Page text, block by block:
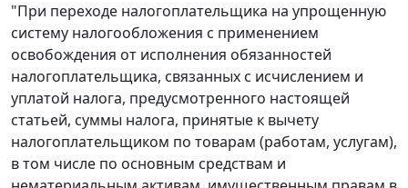
"При переходе налогоплательщика на упрощенную
систему налогообложения с применением
освобождения от исполнения обязанностей
налогоплательщика, связанных с исчислением и
уплатой налога, предусмотренного настоящей
статьей, суммы налога, принятые к вычету
налогоплательщиком по товарам (работам, услугам),
в том числе по основным средствам и